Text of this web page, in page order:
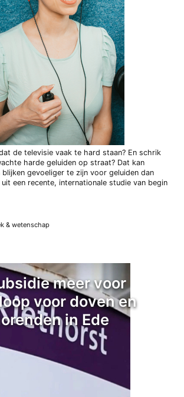
de televisie vaak te hard staan? En schrik
harde geluiden op straat? Dat kan
gevoeliger te zijn voor geluiden dan
een recente, internationale studie van begin
& wetenschap
meer voor
voor doven en
in Ede